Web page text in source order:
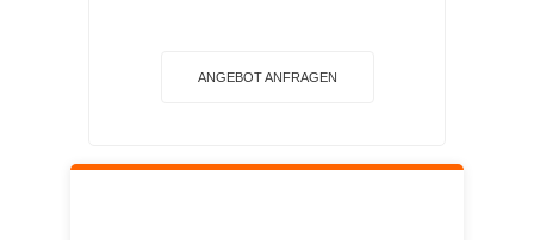
ANGEBOT ANFRAGEN